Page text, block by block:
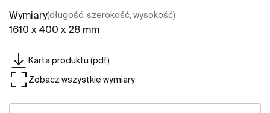
Wymiary(długość, szerokość, wysokość)
1610 x 400 x 28 mm
Karta produktu (pdf)
Zobacz wszystkie wymiary